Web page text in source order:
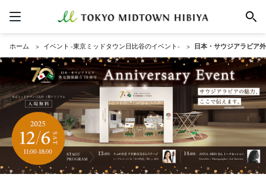
ホーム イベント -東京ミッドタウン日比谷のイベント- 日本・サウジアラビア